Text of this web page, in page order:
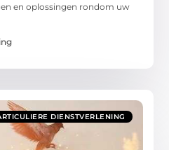
en oplossingen rondom uw
DIENSTVERLENING